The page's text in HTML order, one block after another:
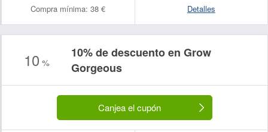
Compra mínima: 38 € Detalles
10 %
10% de descuento en Grow
Gorgeous
Canjea el cupón
Correo electrónico: